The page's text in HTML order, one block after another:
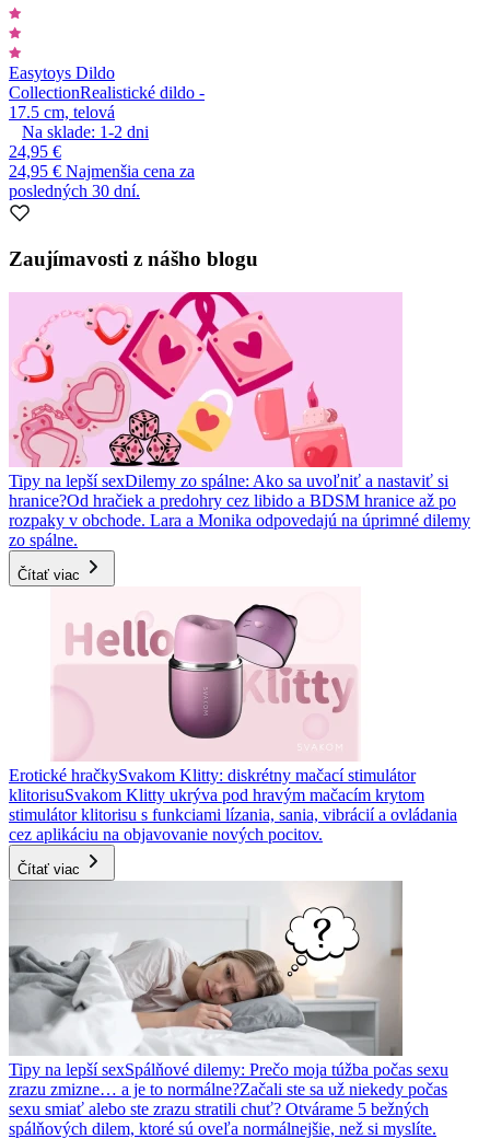
Easytoys Dildo
CollectionRealistické dildo -
17.5 cm, telová
Na sklade: 1-2 dni
24,95 €
24,95 € Najmenšia cena za
posledných 30 dní.
Zaujímavosti z nášho blogu
Tipy na lepší sexDilemy zo spálne: Ako sa uvoľniť a nastaviť si
hranice?Od hračiek a predohry cez libido a BDSM hranice až po
rozpaky v obchode. Lara a Monika odpovedajú na úprimné dilemy
zo spálne.
Čítať viac
Erotické hračkySvakom Klitty: diskrétny mačací stimulátor
klitorisuSvakom Klitty ukrýva pod hravým mačacím krytom
stimulátor klitorisu s funkciami lízania, sania, vibrácií a ovládania
cez aplikáciu na objavovanie nových pocitov.
Čítať viac
Tipy na lepší sexSpálňové dilemy: Prečo moja túžba počas sexu
zrazu zmizne… a je to normálne?Začali ste sa už niekedy počas
sexu smiať alebo ste zrazu stratili chuť? Otvárame 5 bežných
spálňových dilem, ktoré sú oveľa normálnejšie, než si myslíte.